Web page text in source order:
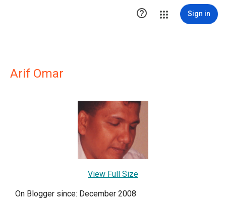
 Sign in
Arif Omar
View Full Size
On Blogger since: December 2008